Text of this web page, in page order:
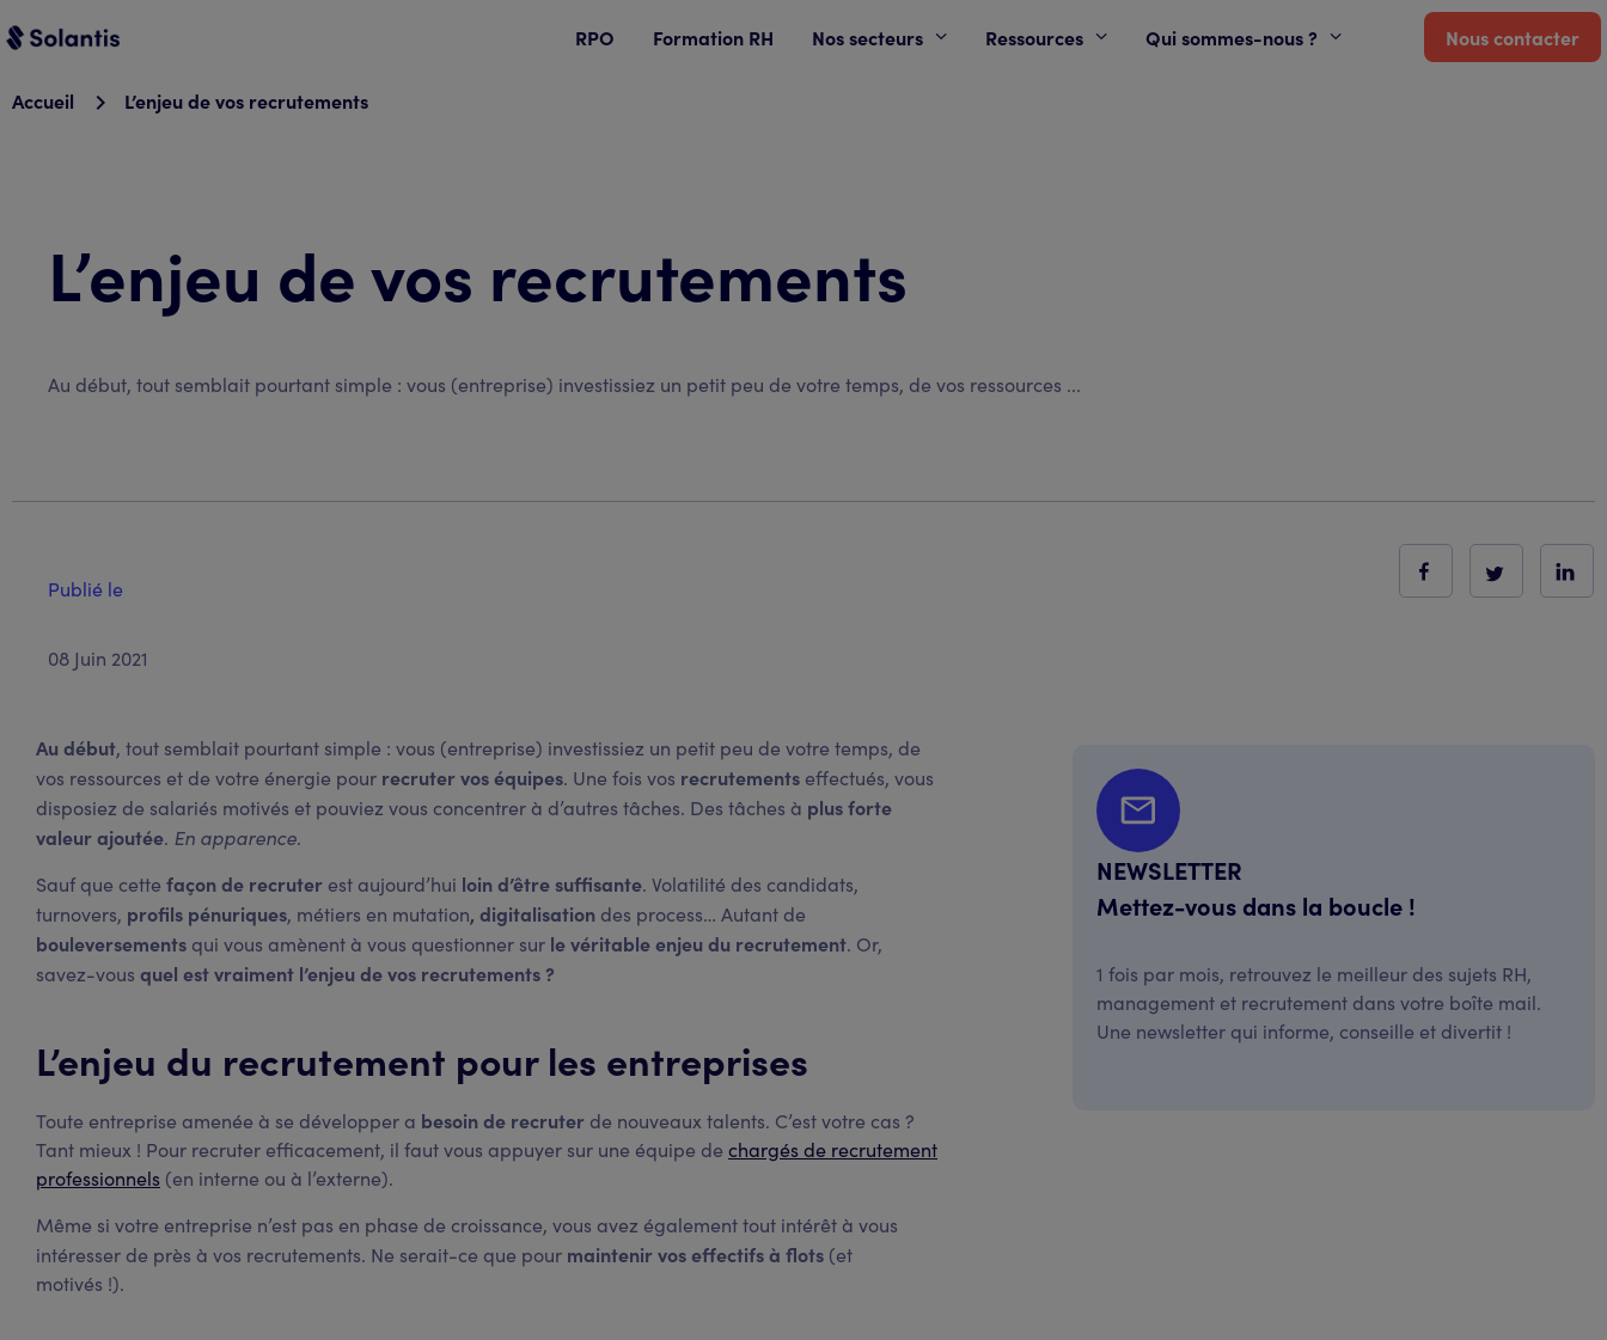
RPO Formation RH Nos secteurs Ressources Qui sommes-nous ? Nous contacter
Accueil L’enjeu de vos recrutements
L’enjeu de vos recrutements
Au début, tout semblait pourtant simple : vous (entreprise) investissiez un petit peu de votre temps, de vos ressources ...
Publié le
08 Juin 2021
Au début, tout semblait pourtant simple : vous (entreprise) investissiez un petit peu de votre temps, de
vos ressources et de votre énergie pour recruter vos équipes. Une fois vos recrutements effectués, vous
disposiez de salariés motivés et pouviez vous concentrer à d’autres tâches. Des tâches à plus forte
valeur ajoutée. En apparence.
Sauf que cette façon de recruter est aujourd’hui loin d’être suffisante. Volatilité des candidats,
turnovers, profils pénuriques, métiers en mutation, digitalisation des process… Autant de
bouleversements qui vous amènent à vous questionner sur le véritable enjeu du recrutement. Or,
savez-vous quel est vraiment l’enjeu de vos recrutements ?
L’enjeu du recrutement pour les entreprises
Toute entreprise amenée à se développer a besoin de recruter de nouveaux talents. C’est votre cas ?
Tant mieux ! Pour recruter efficacement, il faut vous appuyer sur une équipe de chargés de recrutement
professionnels (en interne ou à l’externe).
Même si votre entreprise n’est pas en phase de croissance, vous avez également tout intérêt à vous
intéresser de près à vos recrutements. Ne serait-ce que pour maintenir vos effectifs à flots (et
motivés !).
NEWSLETTER
Mettez-vous dans la boucle !
1 fois par mois, retrouvez le meilleur des sujets RH,
management et recrutement dans votre boîte mail.
Une newsletter qui informe, conseille et divertit !